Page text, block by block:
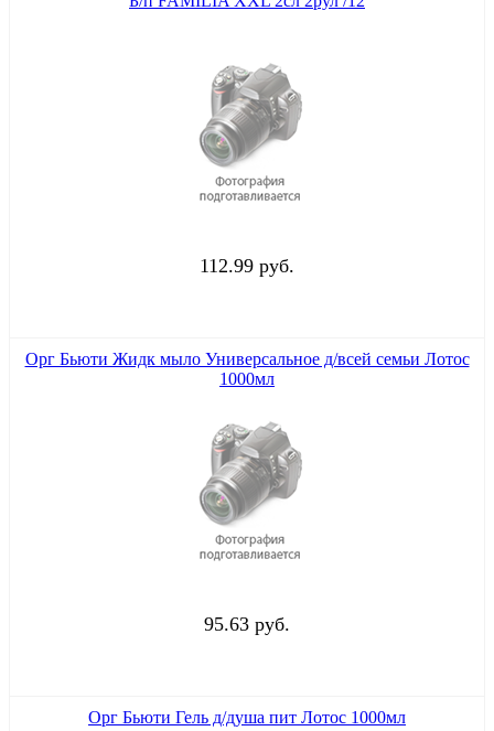
112.99 руб.
Орг Бьюти Жидк мыло Универсальное д/всей семьи Лотос
1000мл
95.63 руб.
Орг Бьюти Гель д/душа пит Лотос 1000мл